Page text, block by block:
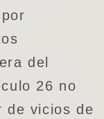
del
26 no
de vicios de